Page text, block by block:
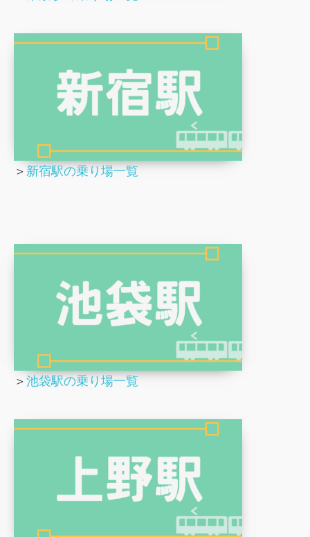
＞ 新宿駅の乗り場一覧
＞ 池袋駅の乗り場一覧